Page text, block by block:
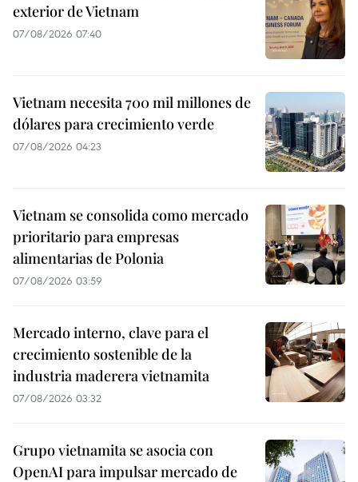
exterior de Vietnam
07/08/2026 07:40
Vietnam necesita 700 mil millones de
dólares para crecimiento verde
07/08/2026 04:23
Vietnam se consolida como mercado
prioritario para empresas
alimentarias de Polonia
07/08/2026 03:59
Mercado interno, clave para el
crecimiento sostenible de la
industria maderera vietnamita
07/08/2026 03:32
Grupo vietnamita se asocia con
OpenAI para impulsar mercado de